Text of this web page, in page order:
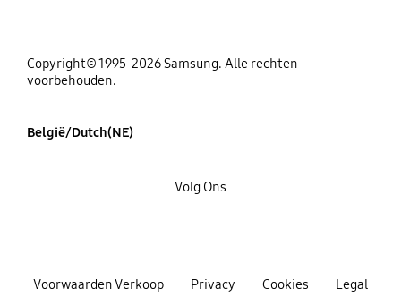
Copyright© 1995-2026 Samsung. Alle rechten
voorbehouden.
België/Dutch(NE)
Voorwaarden Verkoop Privacy Cookies Legal
Volg Ons